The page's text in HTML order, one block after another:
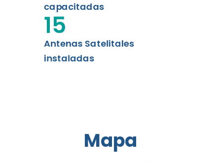
capacitadas
Antenas Satelitales
instaladas
15
Mapa